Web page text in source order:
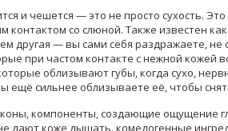
и чешется — это не просто сухость.
контактом со слюной. Также известен как
другая — вы сами себя раздражаете, не
при частом контакте с нежной кожей
облизывают губы, когда сухо,
сильнее облизываете её, чтобы
,компоненты, создающие ощущение
дают коже дышать. комедогенные